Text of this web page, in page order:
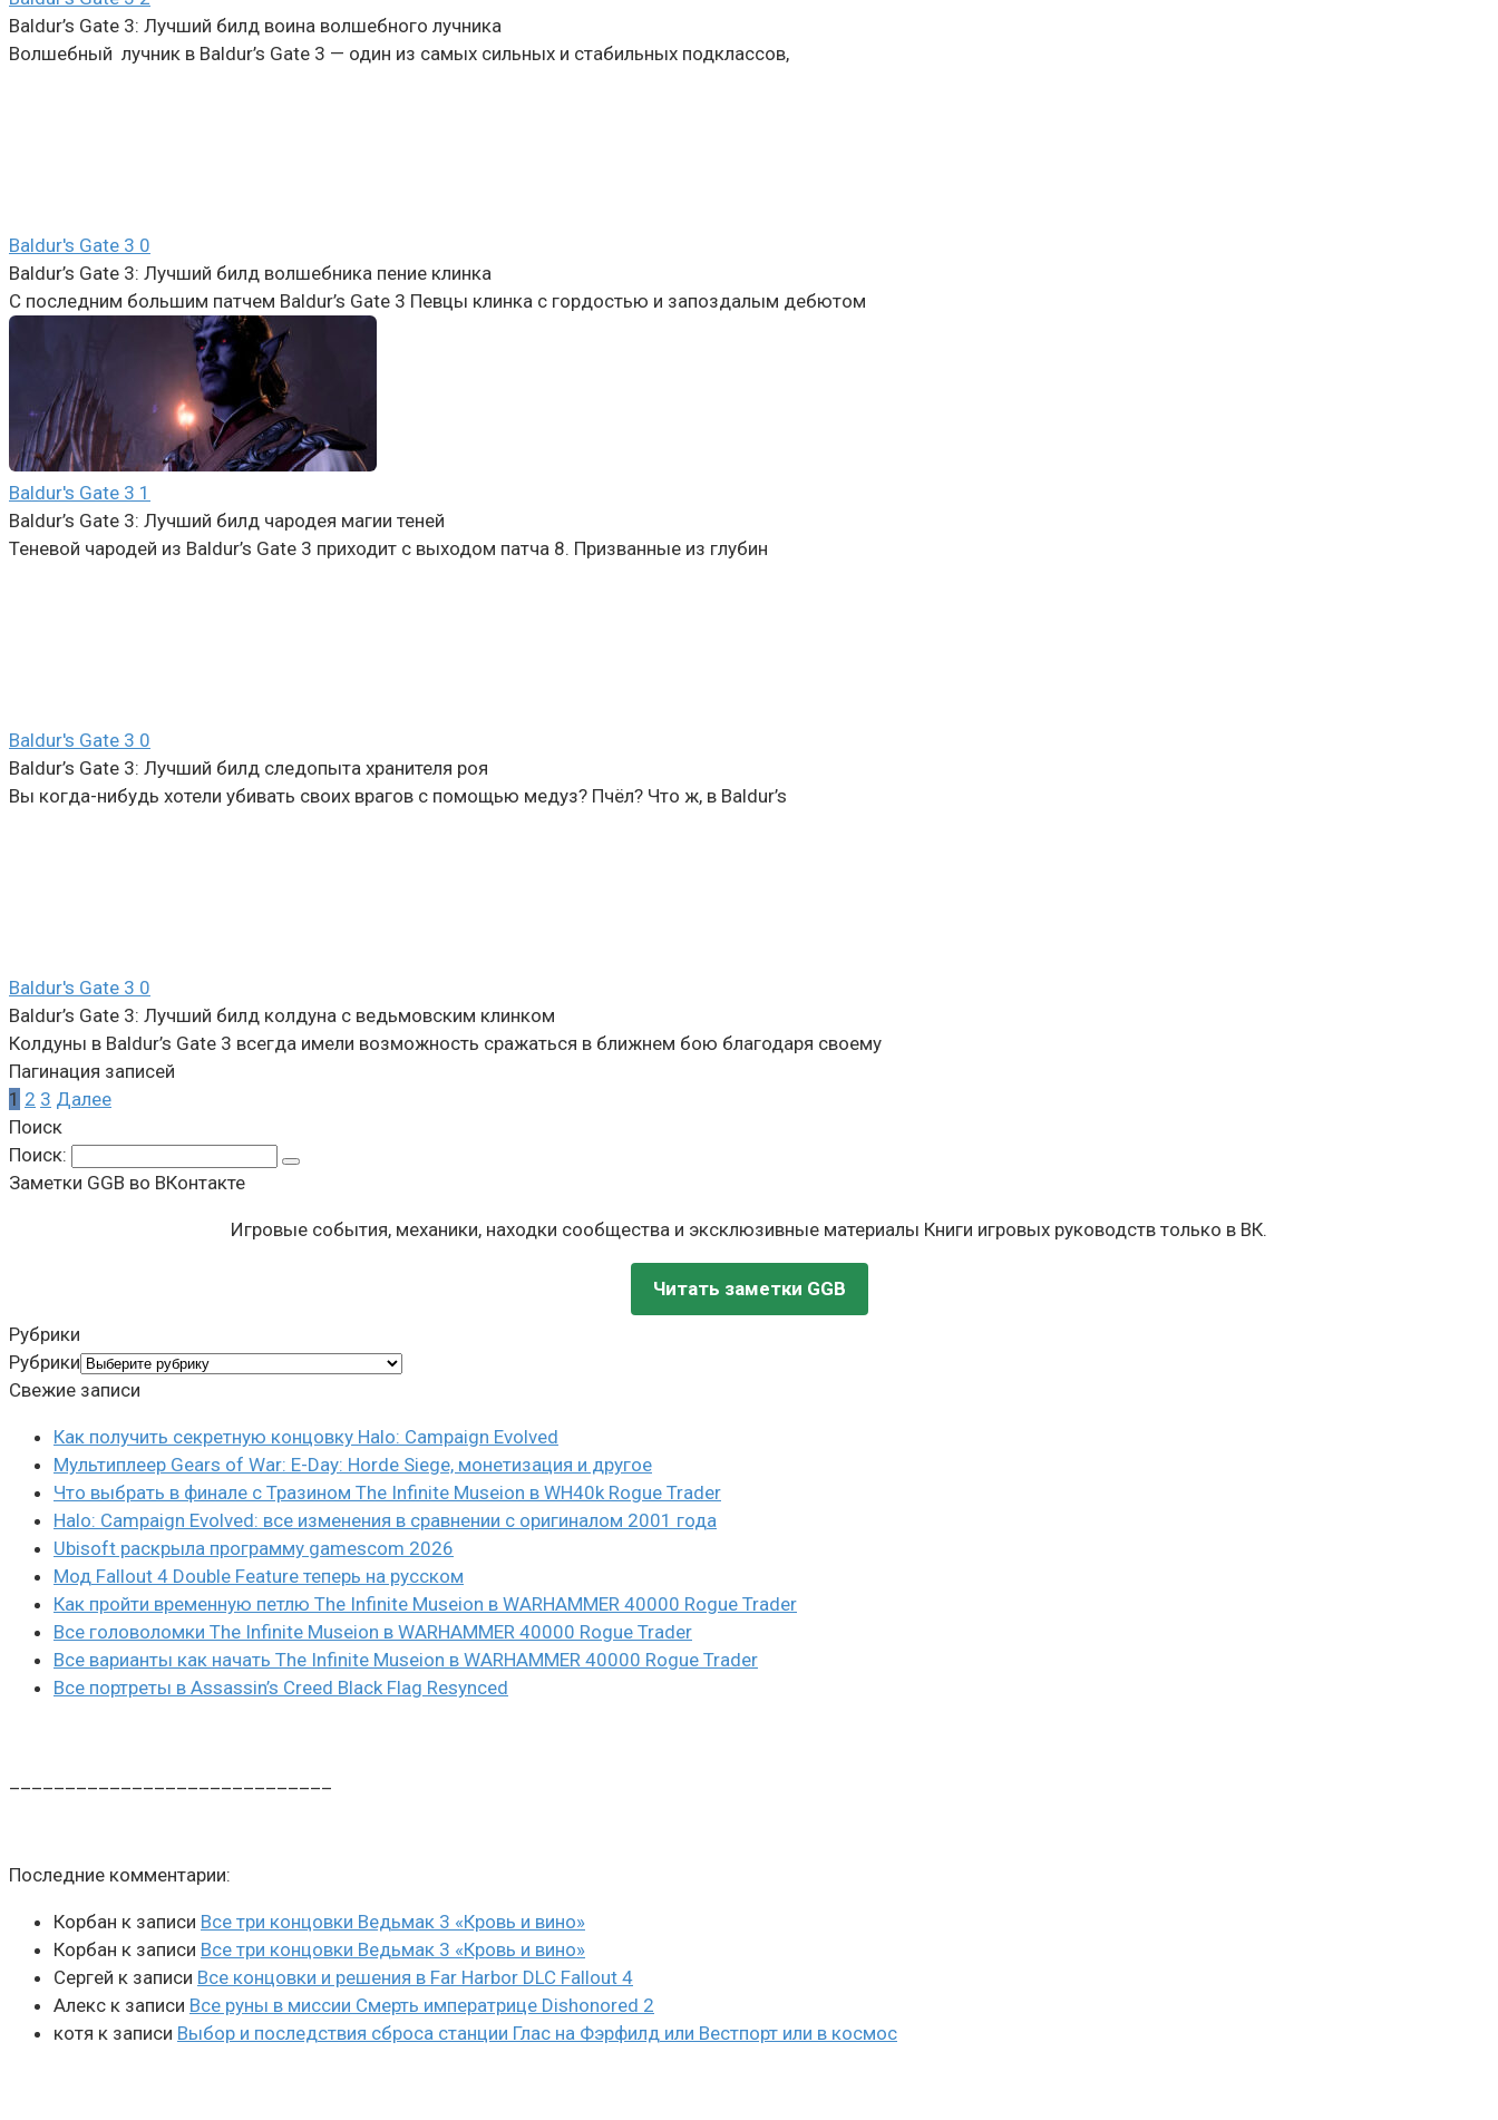
Baldur’s Gate 3: Лучший билд воина волшебного лучника
Волшебный лучник в Baldur’s Gate 3 — один из самых сильных и стабильных подклассов,
Baldur's Gate 3 0
Baldur’s Gate 3: Лучший билд волшебника пение клинка
С последним большим патчем Baldur’s Gate 3 Певцы клинка с гордостью и запоздалым дебютом
Baldur's Gate 3 1
Baldur’s Gate 3: Лучший билд чародея магии теней
Теневой чародей из Baldur’s Gate 3 приходит с выходом патча 8. Призванные из глубин
Baldur's Gate 3 0
Baldur’s Gate 3: Лучший билд следопыта хранителя роя
Вы когда-нибудь хотели убивать своих врагов с помощью медуз? Пчёл? Что ж, в Baldur’s
Baldur's Gate 3 0
Baldur’s Gate 3: Лучший билд колдуна с ведьмовским клинком
Колдуны в Baldur’s Gate 3 всегда имели возможность сражаться в ближнем бою благодаря своему
Пагинация записей
1 2 3 Далее
Поиск
Поиск:
Заметки GGB во ВКонтакте
Игровые события, механики, находки сообщества и эксклюзивные материалы Книги игровых руководств только в ВК.
Читать заметки GGB
Рубрики
Рубрики
Свежие записи
Как получить секретную концовку Halo: Campaign Evolved
Мультиплеер Gears of War: E-Day: Horde Siege, монетизация и другое
Что выбрать в финале с Тразином The Infinite Museion в WH40k Rogue Trader
Halo: Campaign Evolved: все изменения в сравнении с оригиналом 2001 года
Ubisoft раскрыла программу gamescom 2026
Мод Fallout 4 Double Feature теперь на русском
Как пройти временную петлю The Infinite Museion в WARHAMMER 40000 Rogue Trader
Все головоломки The Infinite Museion в WARHAMMER 40000 Rogue Trader
Все варианты как начать The Infinite Museion в WARHAMMER 40000 Rogue Trader
Все портреты в Assassin’s Creed Black Flag Resynced
Последние комментарии:
Корбан к записи Все три концовки Ведьмак 3 «Кровь и вино»
Корбан к записи Все три концовки Ведьмак 3 «Кровь и вино»
Сергей к записи Все концовки и решения в Far Harbor DLC Fallout 4
Алекс к записи Все руны в миссии Смерть императрице Dishonored 2
котя к записи Выбор и последствия сброса станции Глас на Фэрфилд или Вестпорт или в космос